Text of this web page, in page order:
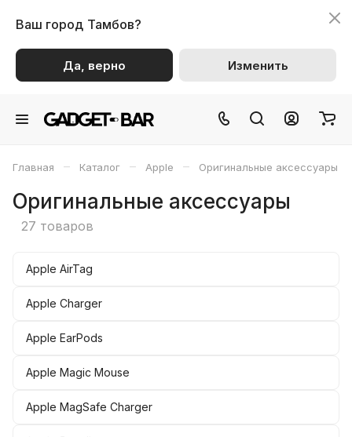
Ваш город Тамбов?
Да, верно Изменить
Главная – Каталог – Apple – Оригинальные аксессуары
Оригинальные аксессуары
27 товаров
Apple AirTag
Apple Charger
Apple EarPods
Apple Magic Mouse
Apple MagSafe Charger